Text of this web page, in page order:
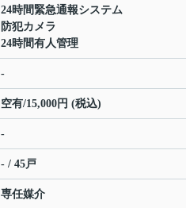
24時間緊急通報システム
防犯カメラ
24時間有人管理
-
空有/15,000円 (税込)
-
- / 45戸
専任媒介